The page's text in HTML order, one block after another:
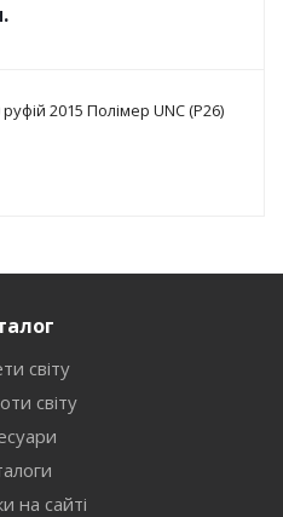
2015 Полімер UNC (P26)
світу
світу
на сайті